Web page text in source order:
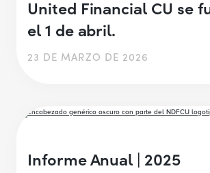
United Financial CU se
el 1 de abril.
23 DE MARZO DE 2026
Informe Anual | 2025